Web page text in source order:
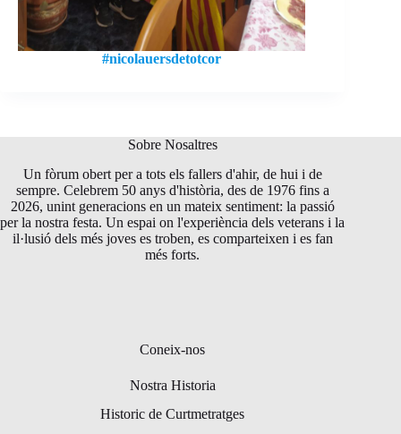
#nicolauersdetotcor
Sobre Nosaltres
Un fòrum obert per a tots els fallers d'ahir, de hui i de
sempre. Celebrem 50 anys d'història, des de 1976 fins a
2026, unint generacions en un mateix sentiment: la passió
per la nostra festa. Un espai on l'experiència dels veterans i la
il·lusió dels més joves es troben, es comparteixen i es fan
més forts.
Coneix-nos
Nostra Historia
Historic de Curtmetratges